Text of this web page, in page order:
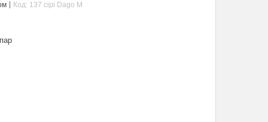
Код: 137 сірі Dago М